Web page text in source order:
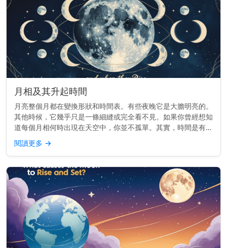
月相及其升起時間
月亮整個月都在變換形狀和時間表。有些夜晚它是大膽明亮的。
其他時候，它幾乎只是一條細縫或完全看不見。如果你曾經想知
道每個月相何時出現在天空中，你並不孤單。其實，時間是有節
奏的。 重點提示： 每個月相的升起時間都不同——從日出到日
落——這取決於...
閱讀更多 →